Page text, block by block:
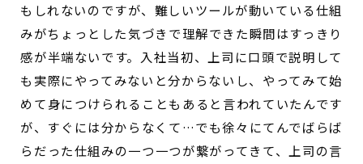
もしれないのですが、難しいツールが動いている仕組
みがちょっとした気づきで理解できた瞬間はすっきり
感が半端ないです。入社当初、上司に口頭で説明して
も実際にやってみないと分からないし、やってみて始
めて身につけられることもあると言われていたんです
が、すぐには分からなくて…でも徐々にてんでばらば
らだった仕組みの一つ一つが繋がってきて、上司の言